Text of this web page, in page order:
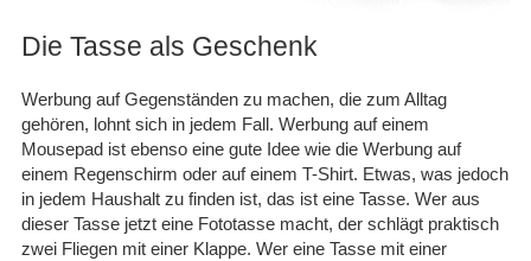
Schnelle Lieferung in sehr
guter Qualität. Gerne
05.09.25
Die Tasse als Geschenk
Werbung auf Gegenständen zu machen, die zum Alltag
gehören, lohnt sich in jedem Fall. Werbung auf einem
Mousepad ist ebenso eine gute Idee wie die Werbung auf
einem Regenschirm oder auf einem T-Shirt. Etwas, was jedoch
in jedem Haushalt zu finden ist, das ist eine Tasse. Wer aus
dieser Tasse jetzt eine Fototasse macht, der schlägt praktisch
zwei Fliegen mit einer Klappe. Wer eine Tasse mit einer